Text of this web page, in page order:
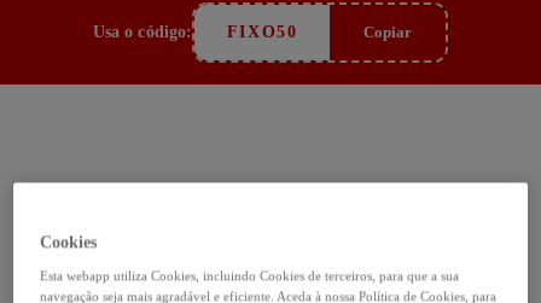
Usa o código: FIXO50 Copiar
Cookies
Esta webapp utiliza Cookies, incluindo Cookies de terceiros, para que a sua
navegação seja mais agradável e eficiente. Aceda à nossa Política de Cookies, para